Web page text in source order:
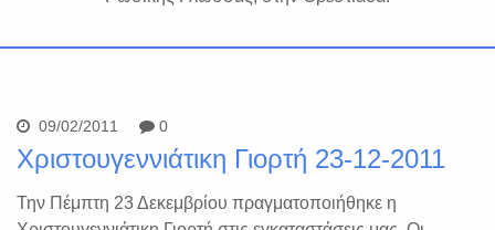
09/02/2011 0
Χριστουγεννιάτικη Γιορτή 23-12-2011
Την Πέμπτη 23 Δεκεμβρίου πραγματοποιήθηκε η